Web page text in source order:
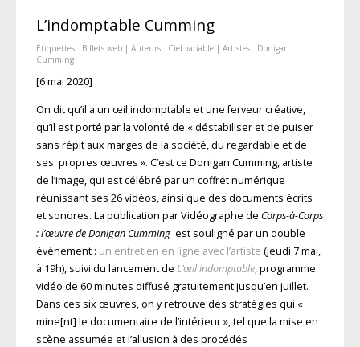
L’indomptable Cumming
Étiquettes : Billets web| Auteurs : Ciel variable| Artistes : Donigan
Cumming
[6 mai 2020]
On dit qu’il a un œil indomptable et une ferveur créative,
qu’il est porté par la volonté de « déstabiliser et de puiser
sans répit aux marges de la société, du regardable et de
ses propres œuvres ». C’est ce Donigan Cumming, artiste
de l’image, qui est célébré par un coffret numérique
réunissant ses 26 vidéos, ainsi que des documents écrits
et sonores. La publication par Vidéographe de Corps-à-Corps
: l’œuvre de Donigan Cumming est souligné par un double
événement : un entretien en ligne avec l’artiste (jeudi 7 mai,
à 19h), suivi du lancement de L’œil indomptable, programme
vidéo de 60 minutes diffusé gratuitement jusqu’en juillet.
Dans ces six œuvres, on y retrouve des stratégies qui «
mine[nt] le documentaire de l’intérieur », tel que la mise en
scène assumée et l’allusion à des procédés